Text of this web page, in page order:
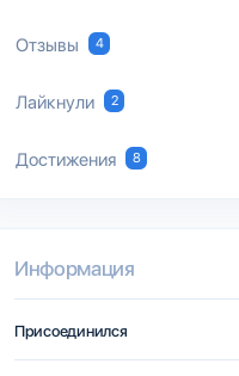
Отзывы 4
Лайкнули 2
Достижения 8
Информация
Присоединился